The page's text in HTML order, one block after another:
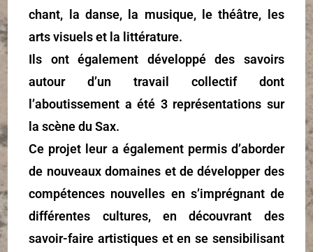
chant, la danse, la musique, le théâtre, les
arts visuels et la littérature.
Ils ont également développé des savoirs
autour d’un travail collectif dont
l’aboutissement a été 3 représentations sur
la scène du Sax.
Ce projet leur a également permis d’aborder
de nouveaux domaines et de développer des
compétences nouvelles en s’imprégnant de
différentes cultures, en découvrant des
savoir-faire artistiques et en se sensibilisant